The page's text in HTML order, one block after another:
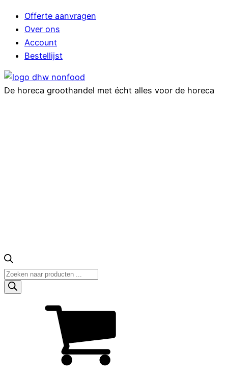
Offerte aanvragen
Over ons
Account
Bestellijst
De horeca groothandel met écht alles voor de horeca
Producten
zoeken